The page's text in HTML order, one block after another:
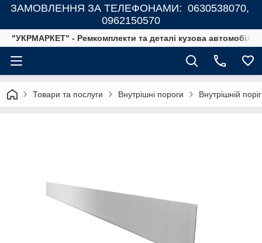
ЗАМОВЛЕННЯ ЗА ТЕЛЕФОНАМИ: 0630538070,
0962150570
"УКРМАРКЕТ" - Ремкомплекти та деталі кузова автомобілів
Товари та послуги Внутрішні пороги Внутрішній